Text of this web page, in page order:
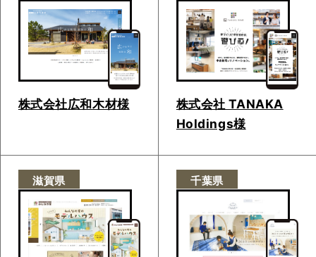
株式会社広和木材様
株式会社 TANAKA
Holdings様
滋賀県 千葉県